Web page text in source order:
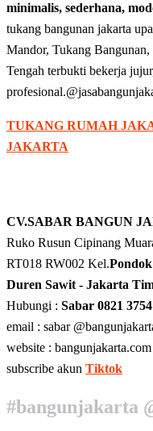
minimalis, sederhana,
tukang bangunan jakarta
Mandor, Tukang
Tengah terbukti bekerja
TUKANG RUMAH
JAKARTA
CV.SABAR BANGUN
Ruko Rusun Cipinang
RT018 RW002 Kel.
Duren Sawit - Jakarta
Hubungi : Sabar 0821
email : sabar
website : bangunjakarta.com
subscribe akun Tiktok
#bangunjakarta